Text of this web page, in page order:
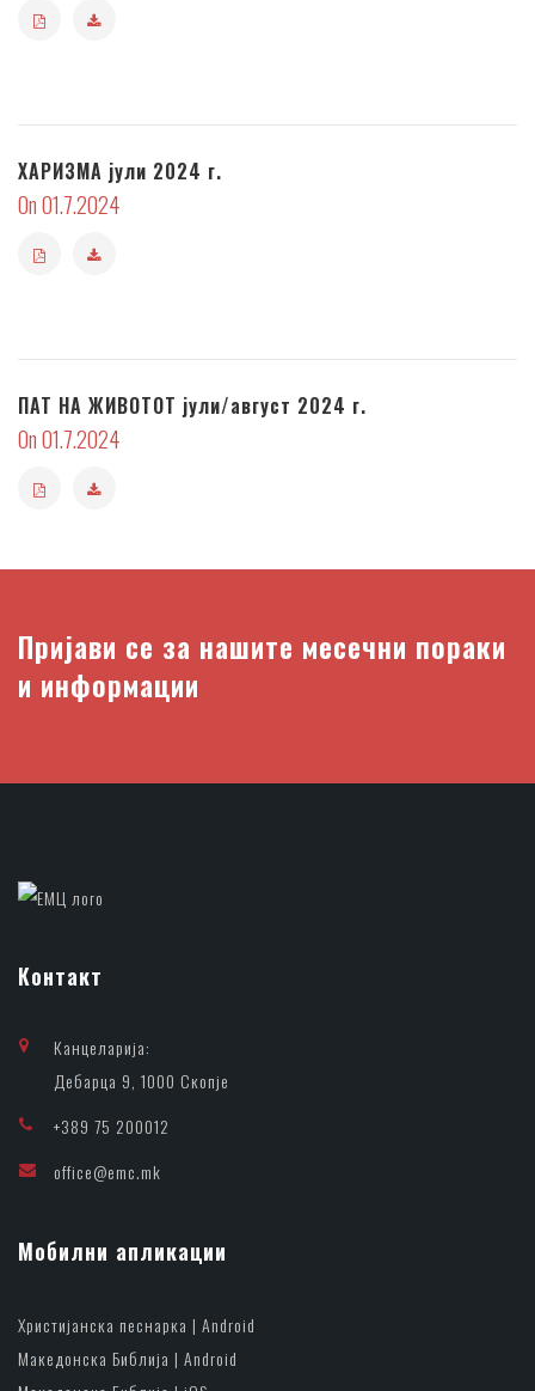
ХАРИЗМА јули 2024 г.
On 01.7.2024
ПАТ НА ЖИВОТОТ јули/август 2024 г.
On 01.7.2024
Пријави се за нашите месечни пораки
и информации
Контакт
Канцеларија:
Дебарца 9, 1000 Скопје
+389 75 200012
office@emc.mk
Мобилни апликации
Христијанска песнарка | Android
Македонска Библија | Android